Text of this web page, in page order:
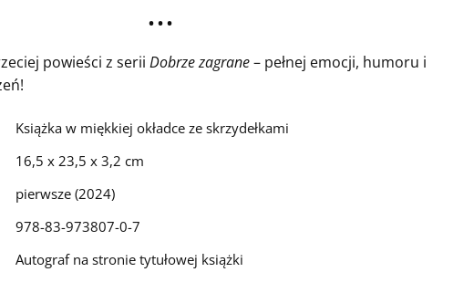
• • •
powieści z serii Dobrze zagrane– pełnej emocji, humoru i
Książka w miękkiej okładce ze skrzydełkami
16,5 x 23,5 x 3,2 cm
pierwsze (2024)
978-83-973807-0-7
Autograf na stronie tytułowej książki